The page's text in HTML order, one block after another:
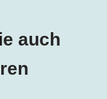
auch